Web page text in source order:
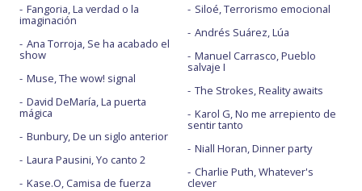
Fangoria, La verdad o la
imaginación
Ana Torroja, Se ha acabado el
show
Muse, The wow! signal
David DeMaría, La puerta
mágica
Bunbury, De un siglo anterior
Laura Pausini, Yo canto 2
Kase.O, Camisa de fuerza
Siloé, Terrorismo emocional
Andrés Suárez, Lúa
Manuel Carrasco, Pueblo
salvaje I
The Strokes, Reality awaits
Karol G, No me arrepiento de
sentir tanto
Niall Horan, Dinner party
Charlie Puth, Whatever's
clever